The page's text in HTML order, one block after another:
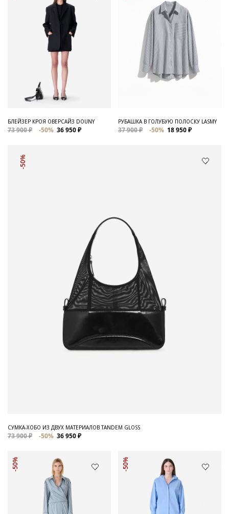
БЛЕЙЗЕР КРОЯ ОВЕРСАЙЗ DOUNY
73 900 ₽ -50% 36 950 ₽
РУБАШКА В ГОЛУБУЮ ПОЛОСКУ LASMY
37 900 ₽ -50% 18 950 ₽
-50%
СУМКА-ХОБО ИЗ ДВУХ МАТЕРИАЛОВ TANDEM GLOSS
73 900 ₽ -50% 36 950 ₽
-50% -50%